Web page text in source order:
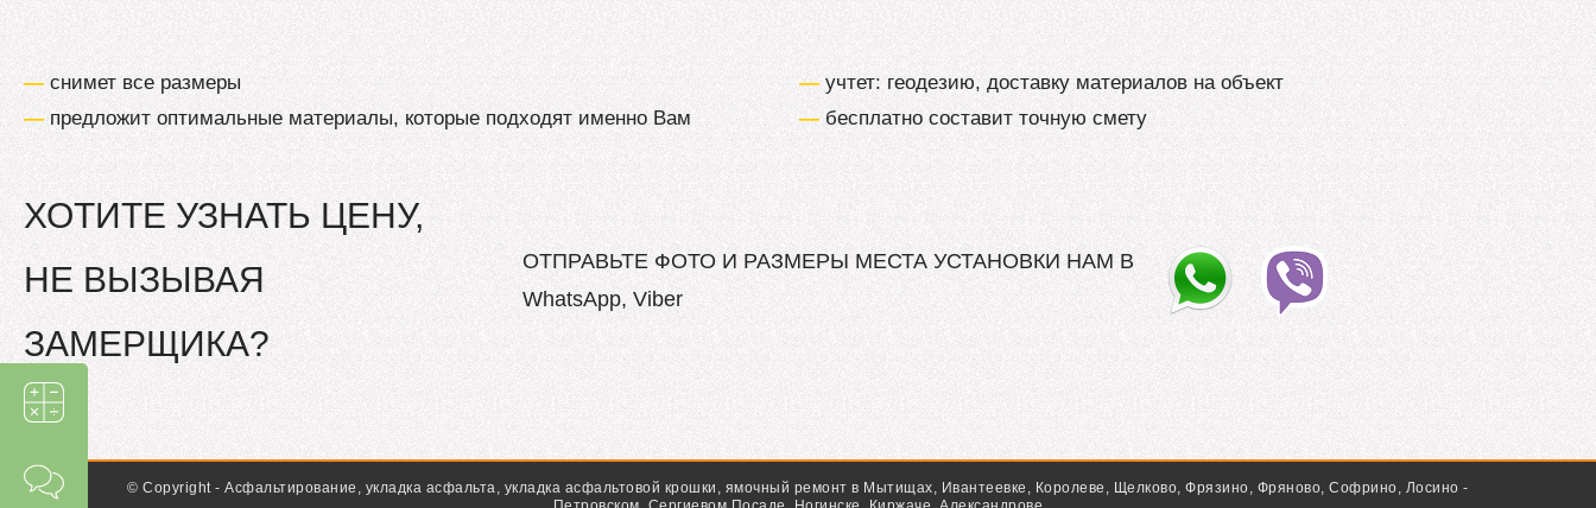
— снимет все размеры
— предложит оптимальные материалы, которые подходят именно Вам
—учтет: геодезию, доставку материалов на объект
—бесплатно составит точную смету
ХОТИТЕ УЗНАТЬ ЦЕНУ,
НЕ ВЫЗЫВАЯ
ЗАМЕРЩИКА?
ОТПРАВЬТЕ ФОТО И РАЗМЕРЫ МЕСТА УСТАНОВКИ НАМ В
WhatsApp, Viber
© Copyright - Асфальтирование, укладка асфальта, укладка асфальтовой крошки, ямочный ремонт в Мытищах, Ивантеевке, Королеве, Щелково, Фрязино, Фряново, Софрино, Лосино -